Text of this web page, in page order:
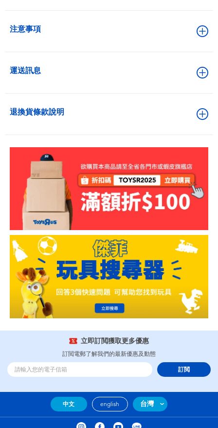
注意事項
運送訊息
退換貨條款說明
立即訂閲獲取更多優惠
訂閲電郵了解我們的最新優惠及動態
訂閲
中文 english 台灣